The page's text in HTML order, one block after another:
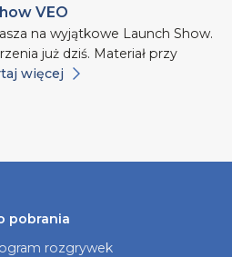
VEO
na wyjątkowe Launch Show.
już dziś. Materiał przy
więcej
pobrania
rozgrywek